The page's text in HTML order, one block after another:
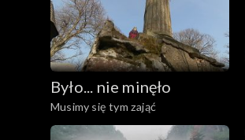
Było... nie minęło
Musimy się tym zająć